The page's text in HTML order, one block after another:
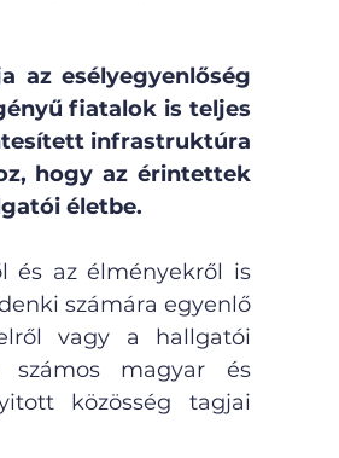
az esélyegyenlőség
fiatalok is teljes
infrastruktúra
hogy az érintettek
életbe.
és az élményekről is
számára egyenlő
vagy a hallgatói
számos magyar és
közösség tagjai